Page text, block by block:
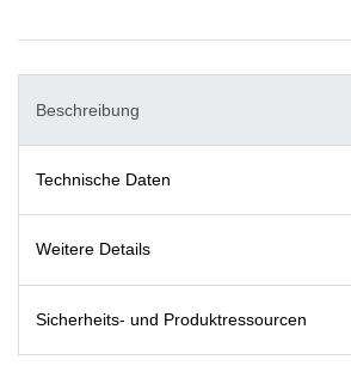
Beschreibung
Technische Daten
Weitere Details
Sicherheits- und Produktressourcen